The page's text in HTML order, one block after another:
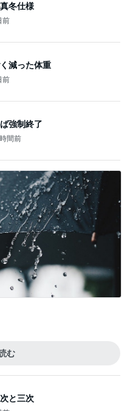
冬仕様
前
減った体重
前
強制終了
間前
む
と三次